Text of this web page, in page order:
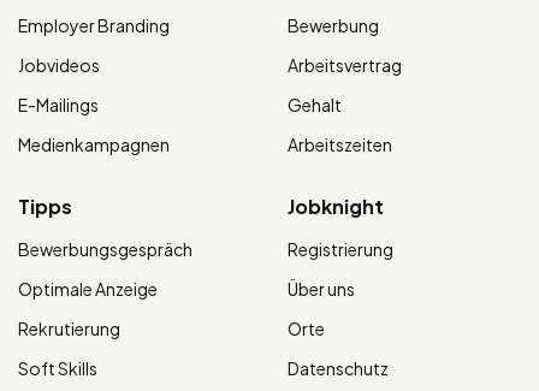
Employer Branding
Jobvideos
E-Mailings
Medienkampagnen
Bewerbung
Arbeitsvertrag
Gehalt
Arbeitszeiten
Tipps
Bewerbungsgespräch
Optimale Anzeige
Rekrutierung
Soft Skills
Jobknight
Registrierung
Über uns
Orte
Datenschutz